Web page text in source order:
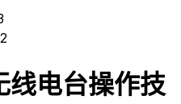
线电台操作技